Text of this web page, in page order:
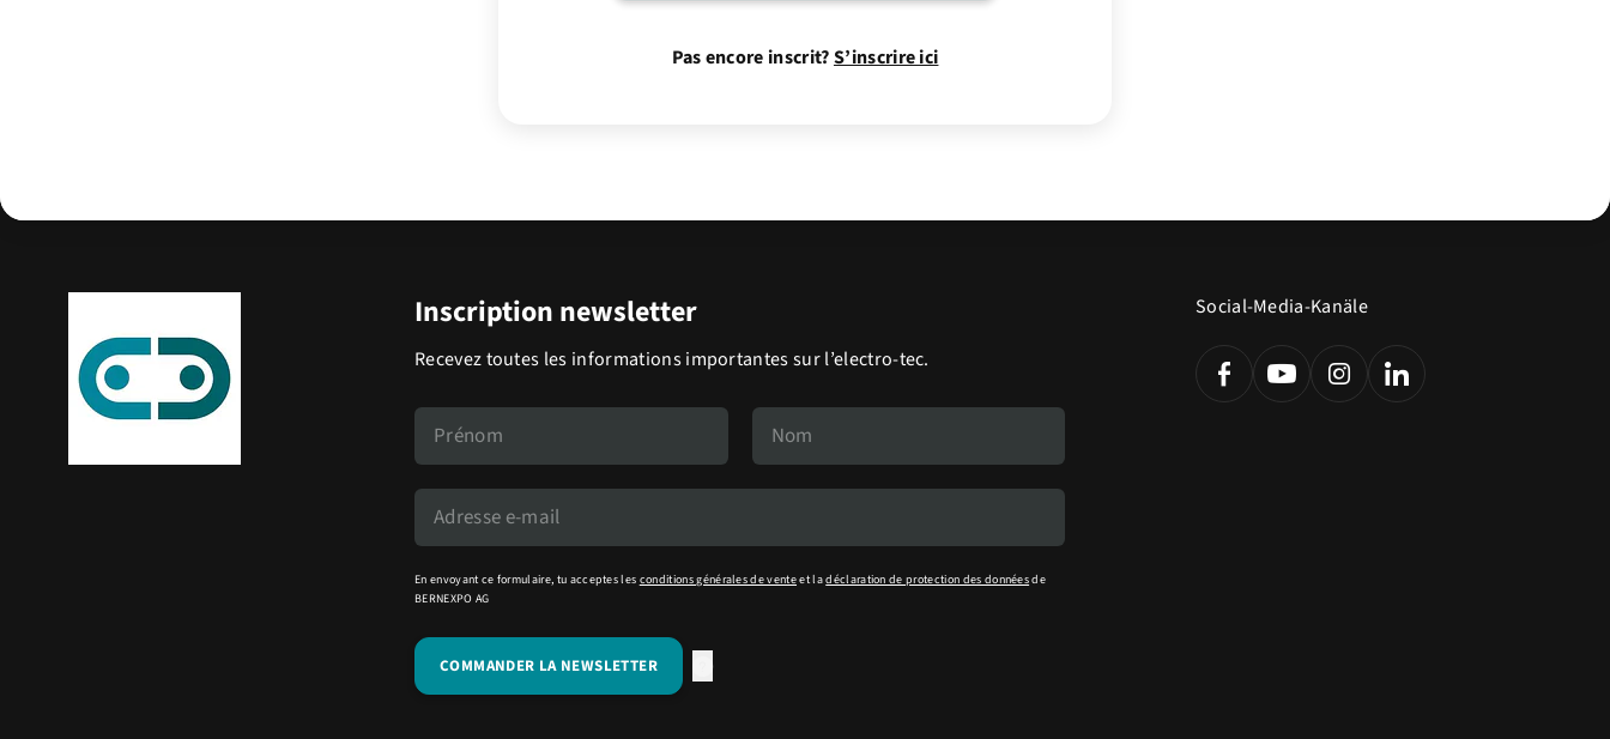
Pas encore inscrit?S’inscrire ici
Inscription newsletter
Recevez toutes les informations importantes sur l’electro-tec.
En envoyant ce formulaire, tu acceptes les conditions générales de venteet ladéclaration de protection des donnéesde
BERNEXPO AG
Social-Media-Kanäle